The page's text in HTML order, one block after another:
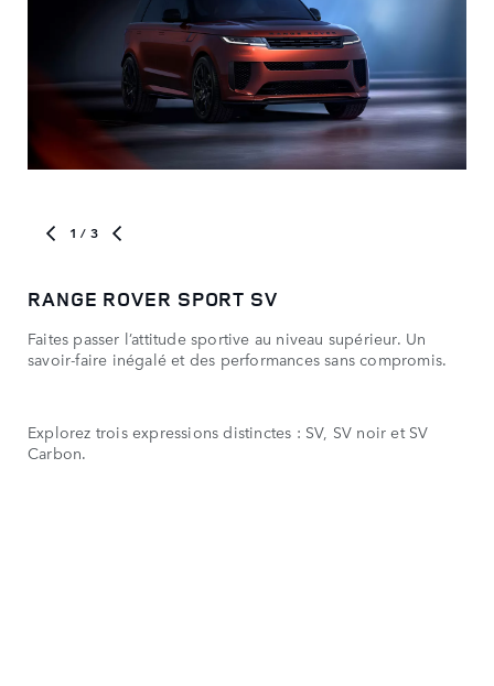
1 / 3
RANGE ROVER SPORT SV
Faites passer l’attitude sportive au niveau supérieur. Un
savoir-faire inégalé et des performances sans compromis.
Explorez trois expressions distinctes : SV, SV noir et SV
Carbon.